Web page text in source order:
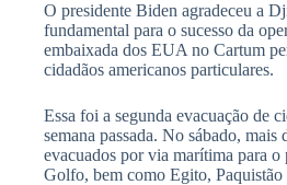
O presidente Biden agradeceu a
fundamental para o sucesso da
embaixada dos EUA no Cartum
cidadãos americanos particulares.
Essa foi a segunda evacuação de
semana passada. No sábado,
evacuados por via marítima para o
Golfo, bem como Egito, Paquistão